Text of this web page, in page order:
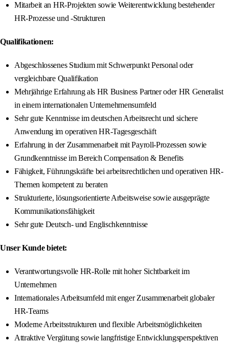
Mitarbeit an HR-Projekten sowie Weiterentwicklung bestehender
HR-Prozesse und -Strukturen
Qualifikationen:
Abgeschlossenes Studium mit Schwerpunkt Personal oder
vergleichbare Qualifikation
Mehrjährige Erfahrung als HR Business Partner oder HR Generalist
in einem internationalen Unternehmensumfeld
Sehr gute Kenntnisse im deutschen Arbeitsrecht und sichere
Anwendung im operativen HR-Tagesgeschäft
Erfahrung in der Zusammenarbeit mit Payroll-Prozessen sowie
Grundkenntnisse im Bereich Compensation & Benefits
Fähigkeit, Führungskräfte bei arbeitsrechtlichen und operativen HR-
Themen kompetent zu beraten
Strukturierte, lösungsorientierte Arbeitsweise sowie ausgeprägte
Kommunikationsfähigkeit
Sehr gute Deutsch- und Englischkenntnisse
Unser Kunde bietet:
Verantwortungsvolle HR-Rolle mit hoher Sichtbarkeit im
Unternehmen
Internationales Arbeitsumfeld mit enger Zusammenarbeit globaler
HR-Teams
Moderne Arbeitsstrukturen und flexible Arbeitsmöglichkeiten
Attraktive Vergütung sowie langfristige Entwicklungsperspektiven